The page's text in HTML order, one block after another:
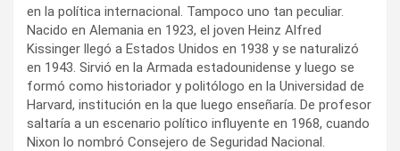
en la política internacional. Tampoco uno tan peculiar.
Nacido en Alemania en 1923, el joven Heinz Alfred
Kissinger llegó a Estados Unidos en 1938 y se naturalizó
en 1943. Sirvió en la Armada estadounidense y luego se
formó como historiador y politólogo en la Universidad de
Harvard, institución en la que luego enseñaría. De profesor
saltaría a un escenario político influyente en 1968, cuando
Nixon lo nombró Consejero de Seguridad Nacional.